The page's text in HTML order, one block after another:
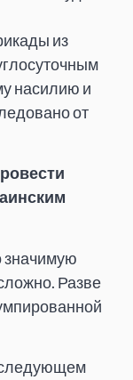
из
насилию и
от
значимую
Разве
следующем